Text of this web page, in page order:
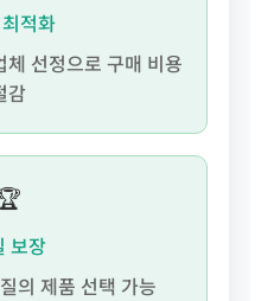
적화
선정으로 구매 비용
감
보장
의 제품 선택 가능